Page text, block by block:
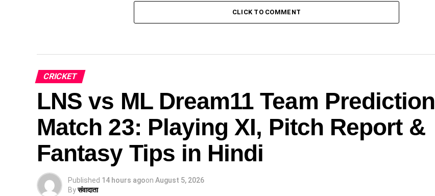
CLICK TO COMMENT
CRICKET
LNS vs ML Dream11 Team Prediction
Match 23: Playing XI, Pitch Report &
Fantasy Tips in Hindi
Published 14 hours agoon August 5, 2026
Byसंवादाता